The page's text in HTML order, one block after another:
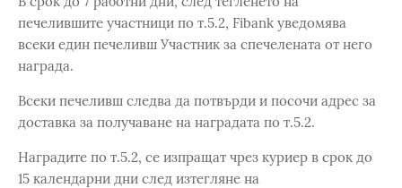
печелившите участници по т.5.2, Fibank уведомява
всеки един печеливш Участник за спечелената от него
награда.
Всеки печеливш следва да потвърди и посочи адрес за
доставка за получаване на наградата по т.5.2.
Наградите по т.5.2, се изпращат чрез куриер в срок до
15 календарни дни след изтегляне на